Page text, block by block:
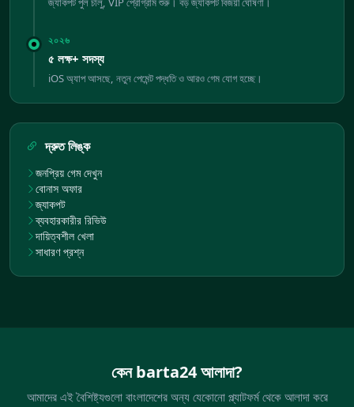
২০২৬
৫ লক্ষ+ সদস্য
iOS অ্যাপ আসছে, নতুন পেমেন্ট পদ্ধতি ও আরও গেম যোগ হচ্ছে।
দ্রুত লিঙ্ক
জনপ্রিয় গেম দেখুন
বোনাস অফার
জ্যাকপট
ব্যবহারকারীর রিভিউ
দায়িত্বশীল খেলা
সাধারণ প্রশ্ন
কেন barta24 আলাদা?
আমাদের এই বৈশিষ্ট্যগুলো বাংলাদেশের অন্য যেকোনো প্ল্যাটফর্ম থেকে আলাদা করে